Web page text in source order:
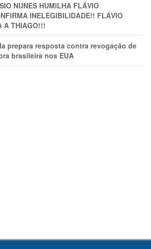
NUNES HUMlLHA FLÁVIO
INELEGIBILIDADE!! FLÁVIO
A THIAGO!!!
prepara resposta contra revogação de
brasileira nos EUA